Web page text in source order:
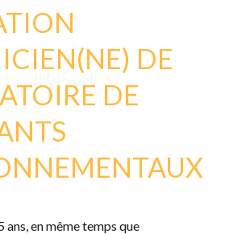
DE
DE
ans, en même temps que